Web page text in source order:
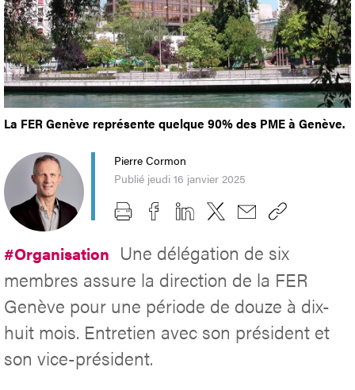
La FER Genève représente quelque 90% des PME à Genève.
Pierre Cormon
Publié jeudi 16 janvier 2025
#Organisation Une délégation de six
membres assure la direction de la FER
Genève pour une période de douze à dix-
huit mois. Entretien avec son président et
son vice-président.